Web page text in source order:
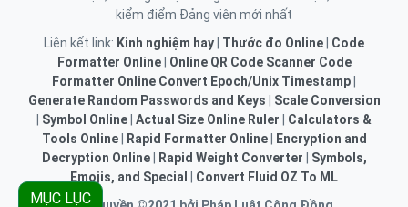
MỤC LỤC
kiểm điểm Đảng viên mới nhất
Liên kết link: Kinh nghiệm hay Thước đo Online
Code
Formatter Online| Online QR Code Scanner Code
Formatter Online Convert Epoch/Unix Timestamp
Generate Random Passwords and Keys
Scale Conversion
Symbol Online Actual Size Online Ruler
Calculators &
Tools Online| Rapid Formatter Online|
Encryption and
Decryption Online| Rapid Weight Converter
Symbols,
Emojis, and Special
Convert Fluid OZ To ML